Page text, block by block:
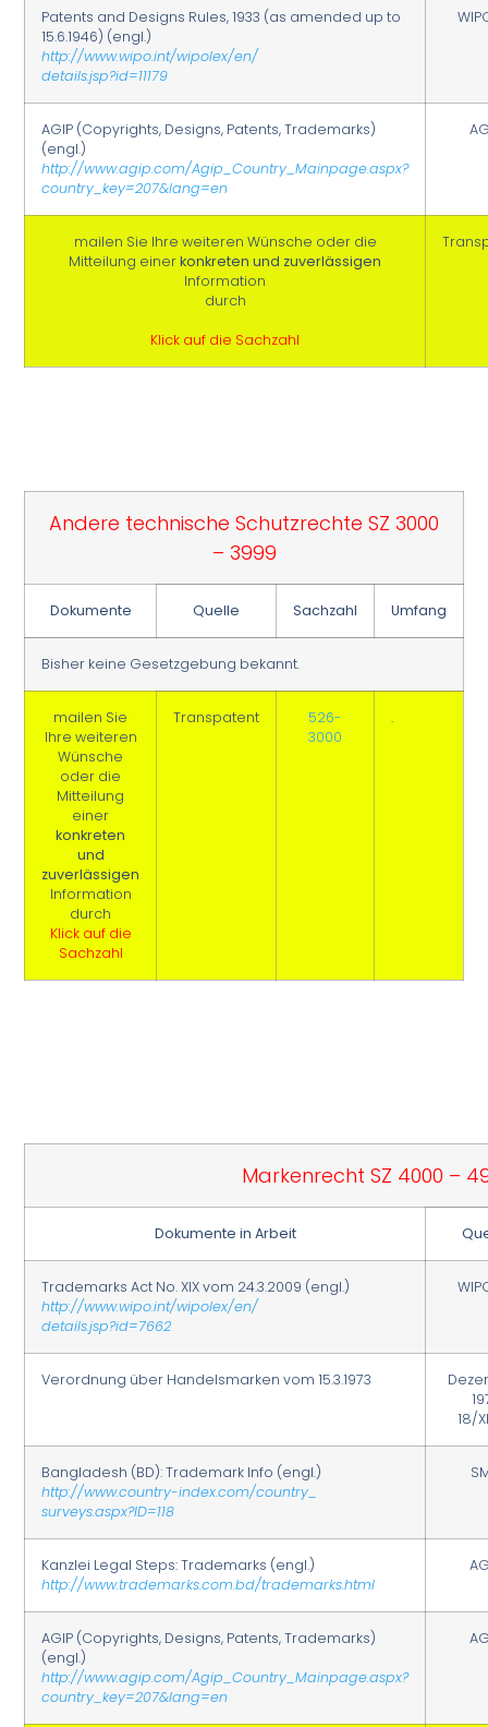
Patents and Designs Rules, 1933 (as amended up to
15.6.1946) (engl.)
http://www.wipo.int/wipolex/en/
details.jsp?id=11179
AGIP (Copyrights, Designs, Patents, Trademarks)
(engl.)
http://www.agip.com/Agip_Country_Mainpage.aspx?
country_key=207&lang=en
mailen Sie Ihre weiteren Wünsche oder die
Mitteilung einerkonkreten und zuverlässigen
Information
durch
Klick auf die Sachzahl
Andere technische Schutzrechte SZ 3000
– 3999
Dokumente Quelle Sachzahl Umfang
Bisher keine Gesetzgebung bekannt.
mailen Sie
Ihre weiteren
Wünsche
oder die
Mitteilung
einer
konkreten
und
zuverlässigen
Information
durch
Klick auf die
Sachzahl
Transpatent
526-
3000
.
Markenrecht SZ 4000 –
Dokumente in Arbeit
Trademarks Act No. XIX vom 24.3.2009 (engl.)
http://www.wipo.int/wipolex/en/
details.jsp?id=7662
Verordnung über Handelsmarken vom 15.3.1973
18/
Bangladesh (BD): Trademark Info (engl.)
http://www.country-index.com/country_
surveys.aspx?ID=118
Kanzlei Legal Steps: Trademarks (engl.)
http://www.trademarks.com.bd/trademarks.html
AGIP (Copyrights, Designs, Patents, Trademarks)
(engl.)
http://www.agip.com/Agip_Country_Mainpage.aspx?
country_key=207&lang=en